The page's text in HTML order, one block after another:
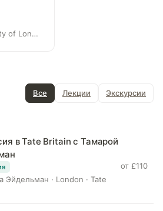
Queen Mary University of London, Tate Britain, The National Gallery
Все Лекции Экскурсии
в Tate Britain с Тамарой
Эйдельман · London · Tate
от £110